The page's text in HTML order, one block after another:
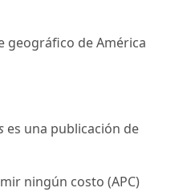
geográfico de América
es una publicación de
ningún costo (APC)